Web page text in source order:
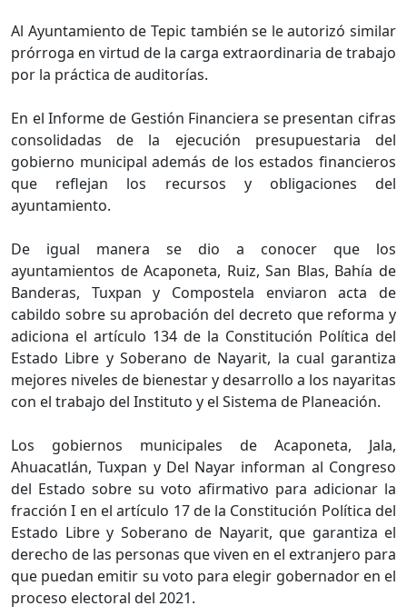
Al Ayuntamiento de Tepic también se le autorizó similar
prórroga en virtud de la carga extraordinaria de trabajo
por la práctica de auditorías.
En el Informe de Gestión Financiera se presentan cifras
consolidadas de la ejecución presupuestaria del
gobierno municipal además de los estados financieros
que reflejan los recursos y obligaciones del
ayuntamiento.
De igual manera se dio a conocer que los
ayuntamientos de Acaponeta, Ruiz, San Blas, Bahía de
Banderas, Tuxpan y Compostela enviaron acta de
cabildo sobre su aprobación del decreto que reforma y
adiciona el artículo 134 de la Constitución Política del
Estado Libre y Soberano de Nayarit, la cual garantiza
mejores niveles de bienestar y desarrollo a los nayaritas
con el trabajo del Instituto y el Sistema de Planeación.
Los gobiernos municipales de Acaponeta, Jala,
Ahuacatlán, Tuxpan y Del Nayar informan al Congreso
del Estado sobre su voto afirmativo para adicionar la
fracción I en el artículo 17 de la Constitución Política del
Estado Libre y Soberano de Nayarit, que garantiza el
derecho de las personas que viven en el extranjero para
que puedan emitir su voto para elegir gobernador en el
proceso electoral del 2021.